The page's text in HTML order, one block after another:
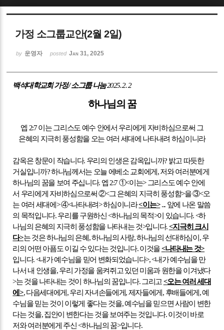
가정 소그룹교안(2월 2일)
by 운영자 posted Jan 31, 2025
백석대학교회 가정/소그룹 나눔2025. 2. 2
하나님의 꿈
엡 2:7이는 그리스도 예수 안에서 우리에게 자비하심으로써 그
은혜의 지극히 풍성함을 오는 여러 세대에 나타내려 하심이니라
감옥은 창문이 작습니다. 우리의 인생은 감옥입니까? 밝고 따듯한
거실입니까?하나님께서는 오늘 에베소 교회에게 ,저와 여러분에게
하나님의 꿈을 보여 주십니다. 엡 2:7①<이는> 그리스도 예수 안에
서 우리에게 자비하심으로써②<그 은혜의 지극히 풍성함>을③<오
는 여러 세대에 >④<나타내려>하심이니라<이는> ... 앞에 나온 말씀
의 목적입니다.우리를 구원하신<하나님의 목적>이 있습니다. <하
나님의 은혜의 지극히 풍성함을 나타내는 것>입니다.<지극히 크시
다>는 것은 하나님의 은혜 ,하나님의 사랑,하나님의 선대하심이 ,우
리의 어떤 아픔도 이길 수 있다는 것입니다.이것을<나타내는 것>
입니다. <내가 예수님을 믿어 변화되었습니다>, <내가 예수님을 만
나서 내 인생을,우리 가정을 움켜쥐고 있던 미움과 원한을 이겨냈다
>는 것을 나타내는 것이 하나님의 꿈입니다. 그리고 <오는 여러 세대
에>,다음세대에게 ,우리 자녀손들에게 ,제자들에게 , 후배들에게 ,예
수님을 믿는 것이 이렇게 좋다는 것을,예수님을 믿으면 사람이 변한
다는 것을,집안이 변한다는 것을 보여주는 것입니다.이것이 바로
저와 여러분에게 주신<하나님의 꿈>입니다.
Sketchbook5, 스케치북5
Sketchbook5, 스케치북5